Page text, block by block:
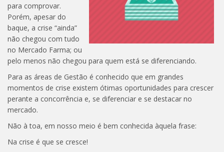
para comprovar.
Porém, apesar do
baque, a crise “ainda”
não chegou com tudo
no Mercado Farma; ou
pelo menos não chegou para quem está se diferenciando.
Para as áreas de Gestão é conhecido que em grandes
momentos de crise existem ótimas oportunidades para crescer
perante a concorrência e, se diferenciar e se destacar no
mercado.
Não à toa, em nosso meio é bem conhecida àquela frase:
Na crise é que se cresce!